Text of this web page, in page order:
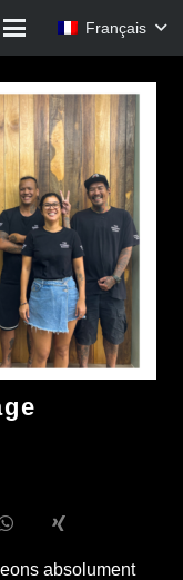
Français
absolument